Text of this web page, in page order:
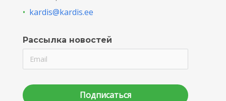
• kardis@kardis.ee
Рассылка новостей
Подписаться